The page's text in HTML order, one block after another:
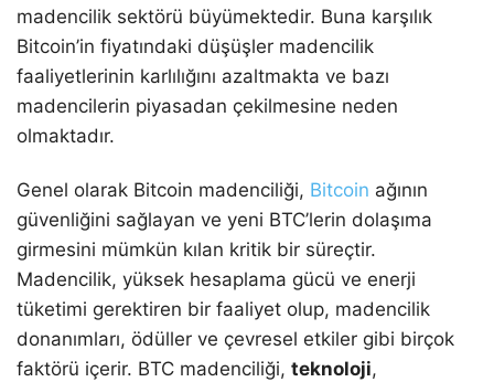
madencilik sektörü büyümektedir. Buna karşılık
Bitcoin’in fiyatındaki düşüşler madencilik
faaliyetlerinin karlılığını azaltmakta ve bazı
madencilerin piyasadan çekilmesine neden
olmaktadır.
Genel olarak Bitcoin madenciliği, Bitcoin ağının
güvenliğini sağlayan ve yeni BTC’lerin dolaşıma
girmesini mümkün kılan kritik bir süreçtir.
Madencilik, yüksek hesaplama gücü ve enerji
tüketimi gerektiren bir faaliyet olup, madencilik
donanımları, ödüller ve çevresel etkiler gibi birçok
faktörü içerir. BTC madenciliği, teknoloji,